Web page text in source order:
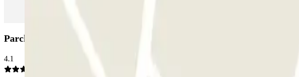
Parcheggio INDIGO Bord de seine Freyssinet (V Auriol): Opinioni
4.1